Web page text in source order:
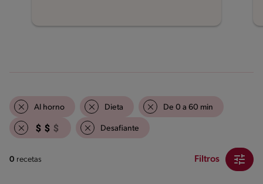
Al horno Dieta De 0 a 60 min
Desafiante
0 recetas Filtros